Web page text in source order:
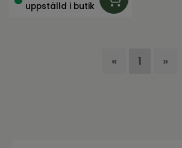
uppställd i butik
« 1 »